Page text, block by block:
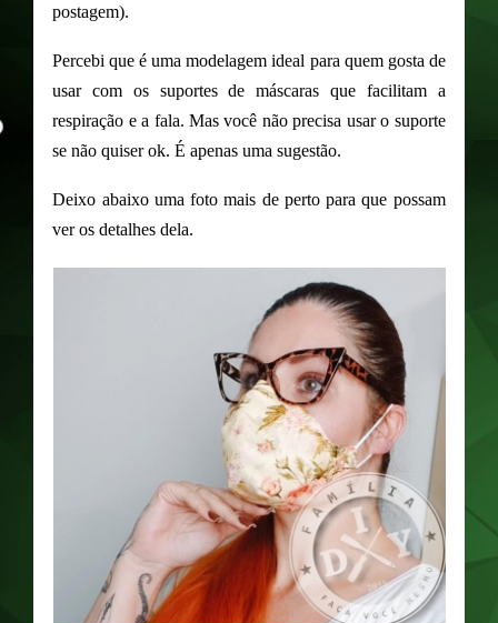
postagem).
Percebi que é uma modelagem ideal para quem gosta de
usar com os suportes de máscaras que facilitam a
respiração e a fala. Mas você não precisa usar o suporte
se não quiser ok. É apenas uma sugestão.
Deixo abaixo uma foto mais de perto para que possam
ver os detalhes dela.